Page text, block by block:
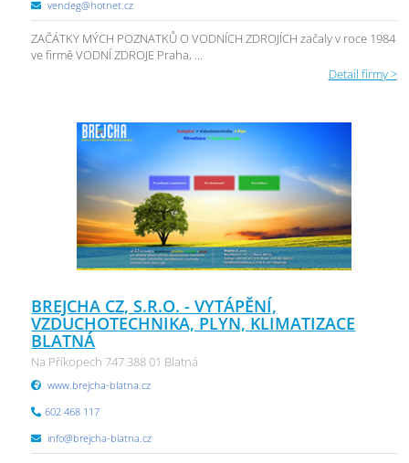
vendeg@hotnet.cz
ZAČÁTKY MÝCH POZNATKŮ O VODNÍCH ZDROJÍCH začaly v roce 1984
ve firmě VODNÍ ZDROJE Praha, ...
Detail firmy >
BREJCHA CZ, S.R.O. - VYTÁPĚNÍ,
VZDUCHOTECHNIKA, PLYN, KLIMATIZACE
BLATNÁ
Na Příkopech 747 388 01 Blatná
www.brejcha-blatna.cz
602 468 117
info@brejcha-blatna.cz